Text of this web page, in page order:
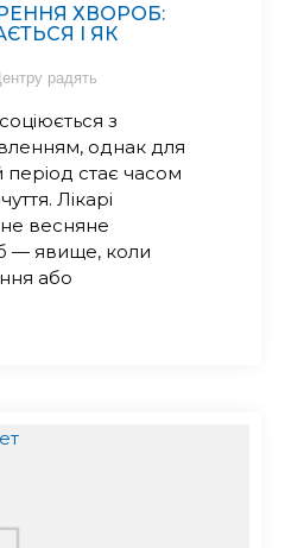
ХВОРОБ:
І ЯК
радять
з
однак для
стає часом
Лікарі
весняне
— явище, коли
або